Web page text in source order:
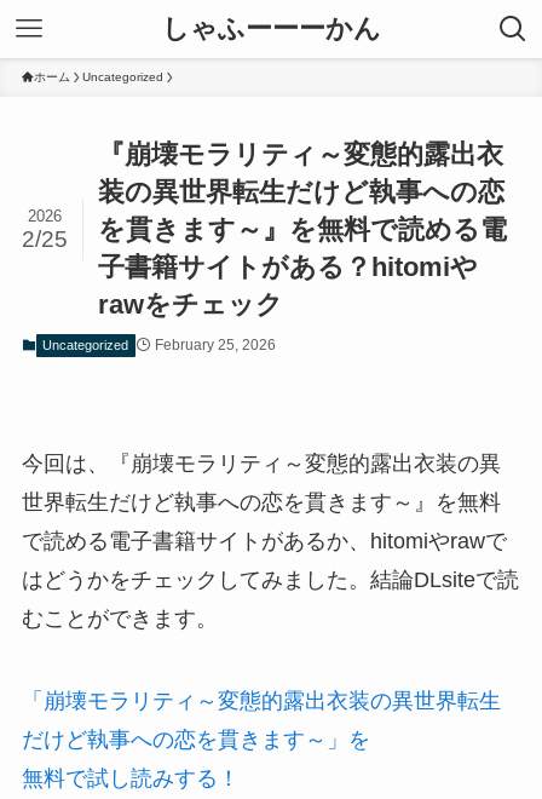
しゃふーーーかん
ホーム Uncategorized
『崩壊モラリティ～変態的露出衣
装の異世界転生だけど執事への恋
を貫きます～』を無料で読める電
子書籍サイトがある？hitomiや
rawをチェック
2026
2/25
Uncategorized February 25, 2026
今回は、『崩壊モラリティ～変態的露出衣装の異
世界転生だけど執事への恋を貫きます～』を無料
で読める電子書籍サイトがあるか、hitomiやrawで
はどうかをチェックしてみました。結論DLsiteで読
むことができます。
「崩壊モラリティ～変態的露出衣装の異世界転生
だけど執事への恋を貫きます～」を
無料で試し読みする！